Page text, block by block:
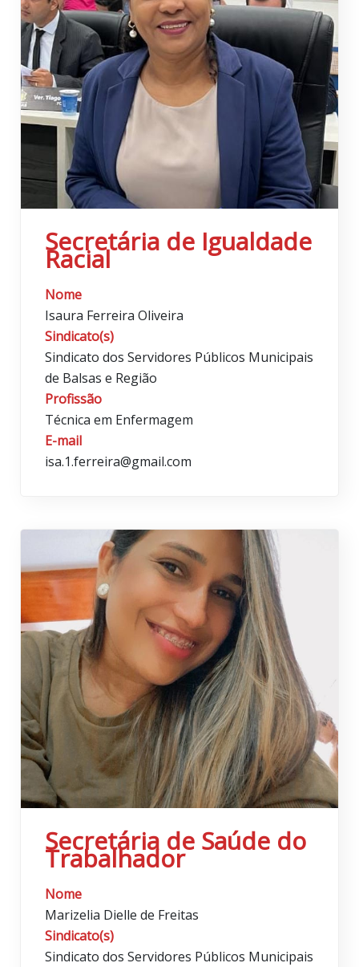
Secretária de Igualdade
Racial
Nome
Isaura Ferreira Oliveira
Sindicato(s)
Sindicato dos Servidores Públicos Municipais
de Balsas e Região
Profissão
Técnica em Enfermagem
E-mail
isa.1.ferreira@gmail.com
Secretária de Saúde do
Trabalhador
Nome
Marizelia Dielle de Freitas
Sindicato(s)
Sindicato dos Servidores Públicos Municipais